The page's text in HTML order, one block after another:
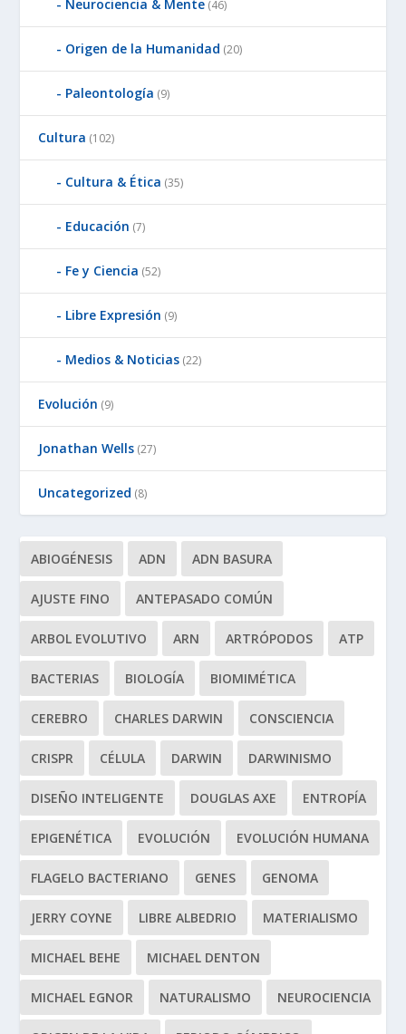
Neurociencia & Mente (46)
Origen de la Humanidad (20)
Paleontología (9)
Cultura (102)
Cultura & Ética (35)
Educación (7)
Fe y Ciencia (52)
Libre Expresión (9)
Medios & Noticias (22)
Evolución (9)
Jonathan Wells (27)
Uncategorized (8)
ABIOGÉNESIS ADN ADN BASURA
AJUSTE FINO ANTEPASADO COMÚN
ARBOL EVOLUTIVO ARN ARTRÓPODOS ATP
BACTERIAS BIOLOGÍA BIOMIMÉTICA
CEREBRO CHARLES DARWIN CONSCIENCIA
CRISPR CÉLULA DARWIN DARWINISMO
DISEÑO INTELIGENTE DOUGLAS AXE ENTROPÍA
EPIGENÉTICA EVOLUCIÓN EVOLUCIÓN HUMANA
FLAGELO BACTERIANO GENES GENOMA
JERRY COYNE LIBRE ALBEDRIO MATERIALISMO
MICHAEL BEHE MICHAEL DENTON
MICHAEL EGNOR NATURALISMO NEUROCIENCIA